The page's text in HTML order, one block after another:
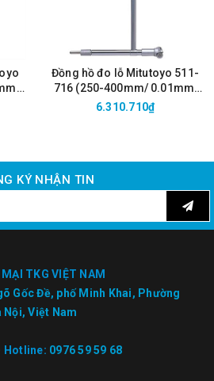
Đồng hồ đo lỗ Mitutoyo 511-
716 (250-400mm/ 0.01mm,
bao gồm đồng hồ so)
6.310.710₫
KÝ NHẬN TIN
TKG VIỆT NAM
Gốc Đề, phố Minh Khai, Phường
Việt Nam
Hotline: 0976 59 59 68